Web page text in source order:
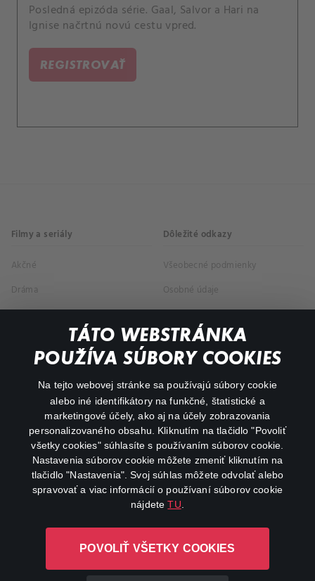
TÁTO WEBSTRÁNKA
POUŽÍVA SÚBORY COOKIES
Na tejto webovej stránke sa používajú súbory cookie
alebo iné identifikátory na funkčné, štatistické a
marketingové účely, ako aj na účely zobrazovania
personalizovaného obsahu. Kliknutím na tlačidlo "Povoliť
všetky cookies" súhlasíte s používaním súborov cookie.
Nastavenia súborov cookie môžete zmeniť kliknutím na
tlačidlo "Nastavenia". Svoj súhlas môžete odvolať alebo
spravovať a viac informácií o používaní súborov cookie
nájdeteTU
POVOLIŤ VŠETKY COOKIES
Posledná epizóda série. Gaal, Salvor a Hari na
Ignise načrtnú novú cestu vpred.
REGISTROVAŤ
Filmy a seriály
Akčné
Dráma
Dokumentárne
Dôležité odkazy
Všeobecné podmienky
Osobné údaje
O aplikácii Canal+
Canal+ Luxembourg S. à r.l. so sídlom Rue Albert Borschette 4,